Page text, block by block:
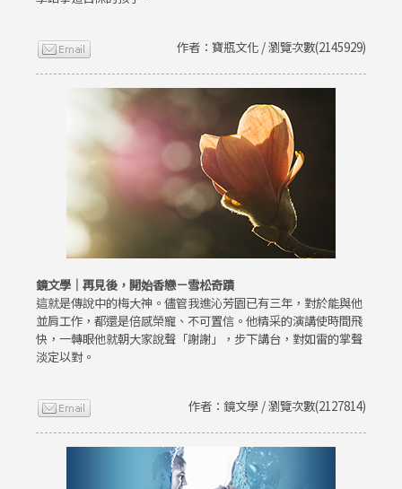
作者：寶瓶文化 / 瀏覽次數(2145929)
鏡文學｜再見後，開始香戀－雪松奇蹟
這就是傳說中的梅大神。儘管我進沁芳園已有三年，對於能與他
並肩工作，都還是倍感榮寵、不可置信。他精采的演講使時間飛
快，一轉眼他就朝大家說聲「謝謝」，步下講台，對如雷的掌聲
淡定以對。
作者：鏡文學 / 瀏覽次數(2127814)